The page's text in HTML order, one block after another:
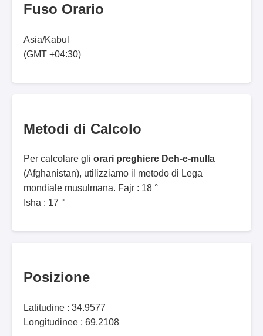
Fuso Orario
Asia/Kabul
(GMT +04:30)
Metodi di Calcolo
Per calcolare gli orari preghiere Deh-e-mulla
(Afghanistan), utilizziamo il metodo di Lega
mondiale musulmana. Fajr : 18 °
Isha : 17 °
Posizione
Latitudine : 34.9577
Longitudinee : 69.2108